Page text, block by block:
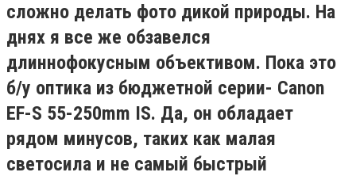
сложно делать фото дикой природы. На
днях я все же обзавелся
длиннофокусным объективом. Пока это
б/у оптика из бюджетной серии- Canon
EF-S 55-250mm IS. Да, он обладает
рядом минусов, таких как малая
светосила и не самый быстрый